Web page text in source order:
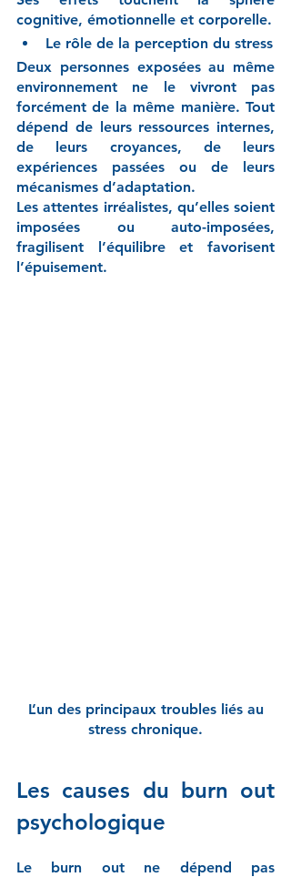
cognitive, émotionnelle et corporelle.
Le rôle de la perception du stress
Deux personnes exposées au même
environnement ne le vivront pas
forcément de la même manière. Tout
dépend de leurs ressources internes,
de leurs croyances, de leurs
expériences passées ou de leurs
mécanismes d’adaptation.
Les attentes irréalistes, qu’elles soient
imposées ou auto-imposées,
fragilisent l’équilibre et favorisent
l’épuisement.
L’un des principaux troubles liés au
stress chronique.
Les causes du burn out
psychologique
Le burn out ne dépend pas